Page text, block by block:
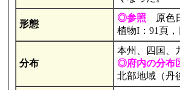
形態
◎参照 原色
植物I：91頁
分布
本州、四国、
◎府内の分布
北部地域（丹